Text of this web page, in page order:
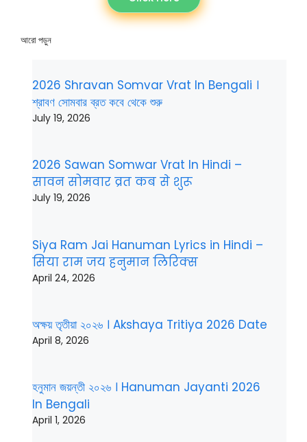
আরো পড়ুন
2026 Shravan Somvar Vrat In Bengali ।
শ্রাবণ সোমবার ব্রত কবে থেকে শুরু
July 19, 2026
2026 Sawan Somwar Vrat In Hindi –
सावन सोमवार व्रत कब से शुरू
July 19, 2026
Siya Ram Jai Hanuman Lyrics in Hindi –
सिया राम जय हनुमान लिरिक्स
April 24, 2026
অক্ষয় তৃতীয়া ২০২৬ । Akshaya Tritiya 2026 Date
April 8, 2026
হনুমান জয়ন্তী ২০২৬ । Hanuman Jayanti 2026
In Bengali
April 1, 2026